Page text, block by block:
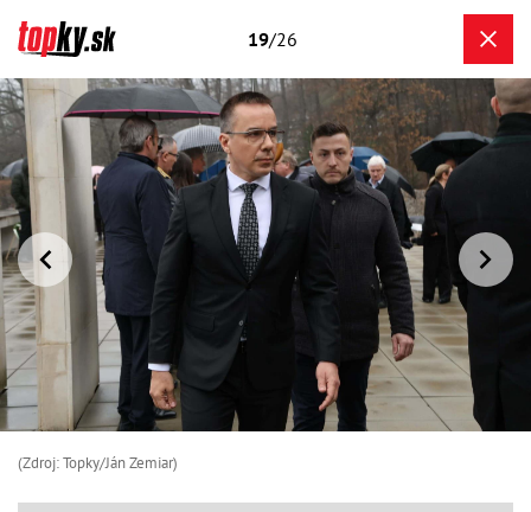
19/26
(Zdroj: Topky/Ján Zemiar)